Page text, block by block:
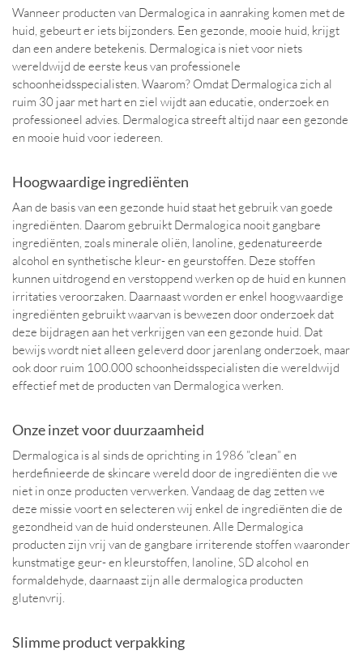
Wanneer producten van Dermalogica in aanraking komen met de
huid, gebeurt er iets bijzonders. Een gezonde, mooie huid, krijgt
dan een andere betekenis. Dermalogica is niet voor niets
wereldwijd de eerste keus van professionele
schoonheidsspecialisten. Waarom? Omdat Dermalogica zich al
ruim 30 jaar met hart en ziel wijdt aan educatie, onderzoek en
professioneel advies. Dermalogica streeft altijd naar een gezonde
en mooie huid voor iedereen.
Hoogwaardige ingrediënten
Aan de basis van een gezonde huid staat het gebruik van goede
ingrediënten. Daarom gebruikt Dermalogica nooit gangbare
ingrediënten, zoals minerale oliën, lanoline, gedenatureerde
alcohol en synthetische kleur- en geurstoffen. Deze stoffen
kunnen uitdrogend en verstoppend werken op de huid en kunnen
irritaties veroorzaken. Daarnaast worden er enkel hoogwaardige
ingrediënten gebruikt waarvan is bewezen door onderzoek dat
deze bijdragen aan het verkrijgen van een gezonde huid. Dat
bewijs wordt niet alleen geleverd door jarenlang onderzoek, maar
ook door ruim 100.000 schoonheidsspecialisten die wereldwijd
effectief met de producten van Dermalogica werken.
Onze inzet voor duurzaamheid
Dermalogica is al sinds de oprichting in 1986 ”clean” en
herdefinieerde de skincare wereld door de ingrediënten die we
niet in onze producten verwerken. Vandaag de dag zetten we
deze missie voort en selecteren wij enkel de ingrediënten die de
gezondheid van de huid ondersteunen. Alle Dermalogica
producten zijn vrij van de gangbare irriterende stoffen waaronder
kunstmatige geur- en kleurstoffen, lanoline, SD alcohol en
formaldehyde, daarnaast zijn alle dermalogica producten
glutenvrij.
Slimme product verpakking